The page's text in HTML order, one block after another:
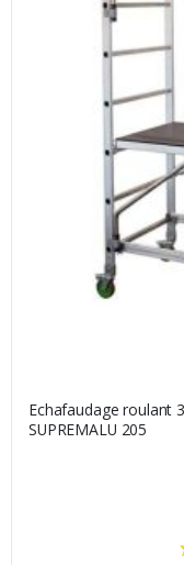
Echafaudage roulant
SUPREMALU 205